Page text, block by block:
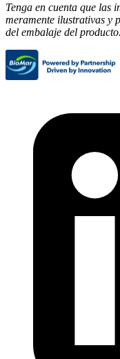
Tenga en cuenta que las
meramente ilustrativas y
del embalaje del producto.